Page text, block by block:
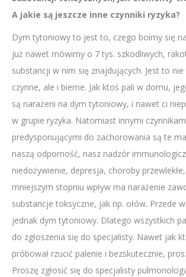
A jakie są jeszcze inne czynniki ryzyka?
Dym tytoniowy to jest to, czego boimy się
już nawet mówimy o 7 tys. szkodliwych,
substancji w nim się znajdujących. Jest to
czynne, ale i bierne. Jak ktoś pali w domu,
są narażeni na dym tytoniowy, i nawet ci
w grupie ryzyka. Natomiast innymi
predysponującymi do zachorowania są te
naszą odporność, nasz nadzór
niedożywienie, depresja, choroby
mniejszym stopniu wpływ ma narażenie
substancje toksyczne, jak np. ołów. Przede
jednak dym tytoniowy. Dlatego wszystkich
do zgłoszenia się do specjalisty. Nawet jak
próbował rzucić palenie i bezskutecznie,
Proszę zgłosić się do specjalisty